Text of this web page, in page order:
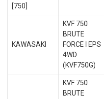
[750]
KAWASAKI
KVF 750
BRUTE
FORCE I EPS
4WD
(KVF750G)
KVF 750
BRUTE